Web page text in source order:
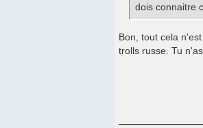
dois connaitre
Bon, tout cela
trolls russe. Tu